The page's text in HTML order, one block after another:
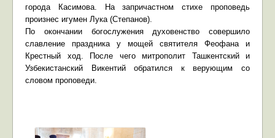
города Касимова. На запричастном стихе проповедь
произнес игумен Лука (Степанов).
По окончании богослужения духовенство совершило
славление праздника у мощей святителя Феофана и
Крестный ход. После чего митрополит Ташкентский и
Узбекистанский Викентий обратился к верующим со
словом проповеди.